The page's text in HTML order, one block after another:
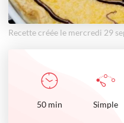
Recette créée le mercredi 29
50 min Simple